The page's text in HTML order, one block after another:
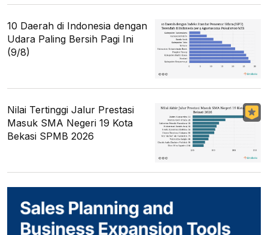
10 Daerah di Indonesia dengan
Udara Paling Bersih Pagi Ini
(9/8)
Nilai Tertinggi Jalur Prestasi
Masuk SMA Negeri 19 Kota
Bekasi SPMB 2026